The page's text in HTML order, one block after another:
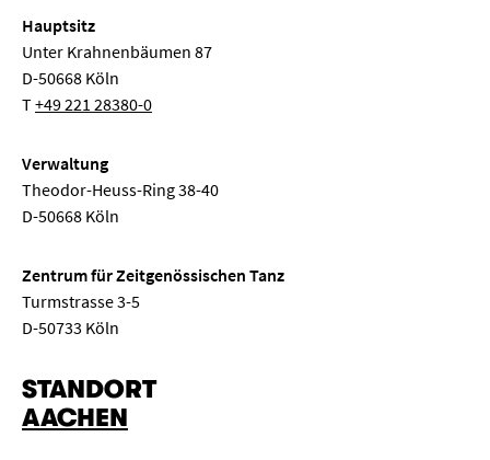
Hauptsitz
Unter Krahnenbäumen 87
D-50668 Köln
T+49 221 28380-0
Verwaltung
Theodor-Heuss-Ring 38-40
D-50668 Köln
Zentrum für Zeitgenössischen Tanz
Turmstrasse 3-5
D-50733 Köln
STANDORT
AACHEN